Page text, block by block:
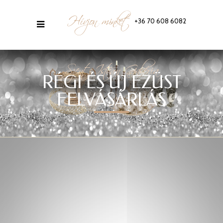
Hívjon minket +36 70 608 6082
Szent István Galéria
RÉGI ÉS ÚJ EZÜST
FELVÁSÁRLÁS